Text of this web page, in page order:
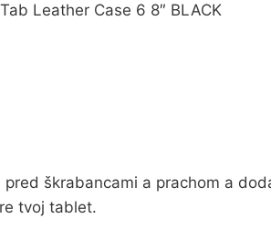
Leather Case 6 8″ BLACK
škrabancami a prachom a
tvoj tablet.